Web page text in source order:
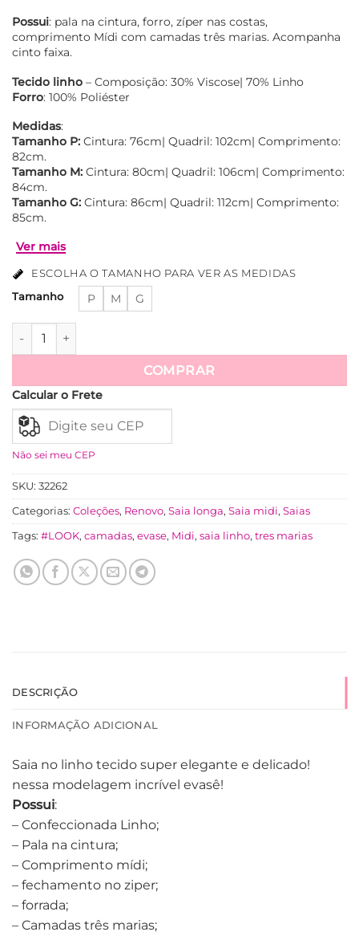
Possui: pala na cintura, forro, zíper nas costas,
comprimento Mídi com camadas três marias. Acompanha
cinto faixa.
Tecido linho – Composição: 30% Viscose| 70% Linho
Forro: 100% Poliéster
Medidas:
Tamanho P: Cintura: 76cm| Quadril: 102cm| Comprimento:
82cm.
Tamanho M: Cintura: 80cm| Quadril: 106cm| Comprimento:
84cm.
Tamanho G: Cintura: 86cm| Quadril: 112cm| Comprimento:
85cm.
ESCOLHA O TAMANHO PARA VER AS MEDIDAS
Tamanho P M G
Saia Linho Com Camadas Três Marias Mídi Stela - Pink
COMPRAR
Calcular o Frete
Não sei meu CEP
SKU: 32262
Categorias: Coleções, Renovo, Saia longa, Saia midi, Saias
Tags: #LOOK, camadas, evase, Midi, saia linho, tres marias
DESCRIÇÃO
INFORMAÇÃO ADICIONAL
Saia no linho tecido super elegante e delicado!
nessa modelagem incrível evasê!
Possui:
– Confeccionada Linho;
– Pala na cintura;
– Comprimento mídi;
– fechamento no ziper;
– forrada;
– Camadas três marias;